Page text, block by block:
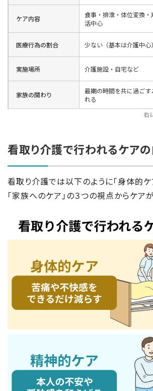
ケア内容
食事・排泄・体位変換
活中心
医療行為の割合 少ない（基本は介護中心）
実施場所 介護施設・自宅など
家族の関わり
最期の時間を共に過ごす
れる
右
看取り介護で行われるケア
看取り介護では以下のように「身体的ケ
「家族へのケア」の３つの視点からケア